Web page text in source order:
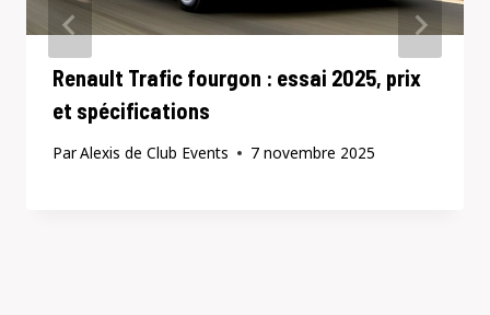
Renault Trafic fourgon : essai 2025, prix
et spécifications
ParAlexis de Club Events 7 novembre 2025